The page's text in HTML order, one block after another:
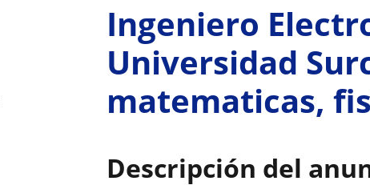
Ingeniero
Universidad
matematicas,
Descripción del